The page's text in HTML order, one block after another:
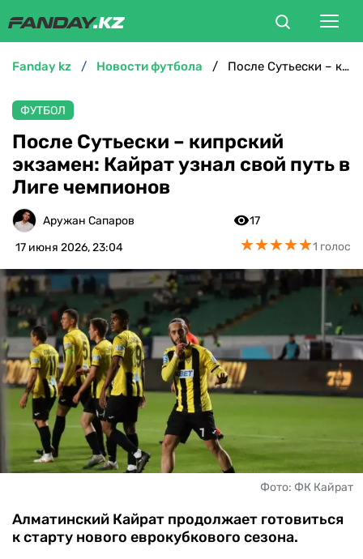
БОКС
ММА
ТЕННИС
ФУТЗАЛ
ВЕЛОСПОРТ
ЧМ-2026
ДРУГИЕ
БУКМЕКЕРЫ
fanday kz новости футбола После Сутьески – кипрский экзамен: Кайрат узнал свой путь в Лиге чемпионов
ФУТБОЛ
После Сутьески – кипрский
экзамен: Кайрат узнал свой путь в
Лиге чемпионов
Аружан Сапаров
17 июня 2026, 23:04
17
★★★★★
★★★★★1 голос
Фото: ФК Кайрат
Алматинский Кайрат продолжает готовиться
к старту нового еврокубкового сезона.